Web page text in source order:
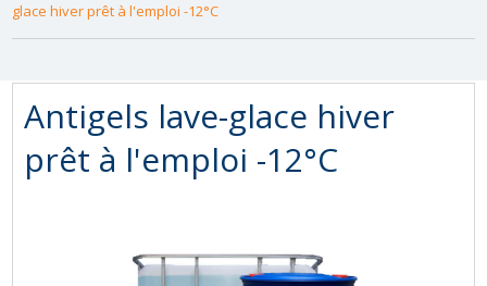
glace hiver prêt à l'emploi -12°C
Antigels lave-glace hiver
prêt à l'emploi -12°C